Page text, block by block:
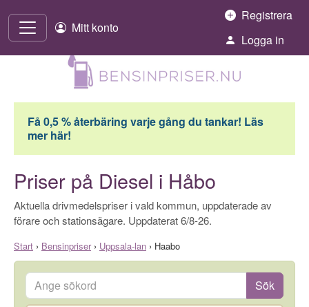
Mitt konto
Registrera
Logga in
Få 0,5 % återbäring varje gång du tankar! Läs
mer här!
Priser på Diesel i Håbo
Aktuella drivmedelspriser i vald kommun, uppdaterade av
förare och stationsägare. Uppdaterat 6/8-26.
Start › Bensinpriser› Uppsala-lan › Haabo
Ange sökord Sök